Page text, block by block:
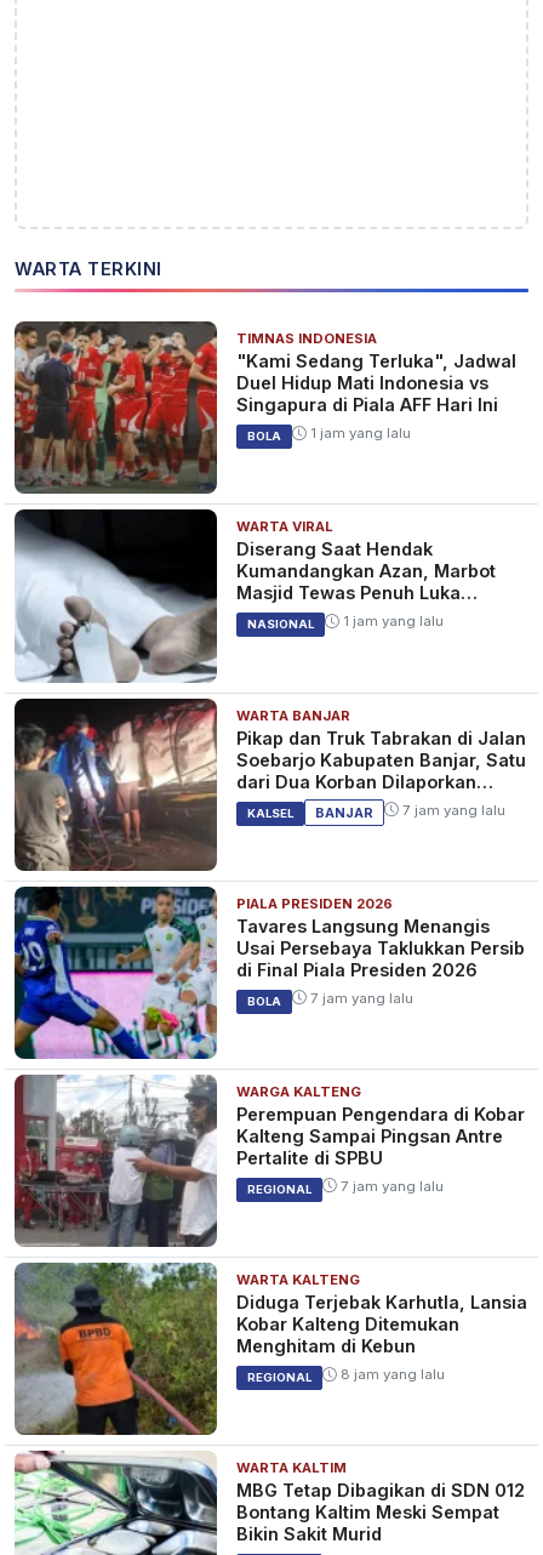
WARTA TERKINI
TIMNAS INDONESIA
"Kami Sedang Terluka", Jadwal
Duel Hidup Mati Indonesia vs
Singapura di Piala AFF Hari Ini
BOLA 1 jam yang lalu
WARTA VIRAL
Diserang Saat Hendak
Kumandangkan Azan, Marbot
Masjid Tewas Penuh Luka
Sabetan Samurai
NASIONAL 1 jam yang lalu
WARTA BANJAR
Pikap dan Truk Tabrakan di Jalan
Soebarjo Kabupaten Banjar, Satu
dari Dua Korban Dilaporkan
Tewas
KALSEL BANJAR 7 jam yang lalu
PIALA PRESIDEN 2026
Tavares Langsung Menangis
Usai Persebaya Taklukkan Persib
di Final Piala Presiden 2026
BOLA 7 jam yang lalu
WARGA KALTENG
Perempuan Pengendara di Kobar
Kalteng Sampai Pingsan Antre
Pertalite di SPBU
REGIONAL 7 jam yang lalu
WARTA KALTENG
Diduga Terjebak Karhutla, Lansia
Kobar Kalteng Ditemukan
Menghitam di Kebun
REGIONAL 8 jam yang lalu
WARTA KALTIM
MBG Tetap Dibagikan di SDN 012
Bontang Kaltim Meski Sempat
Bikin Sakit Murid